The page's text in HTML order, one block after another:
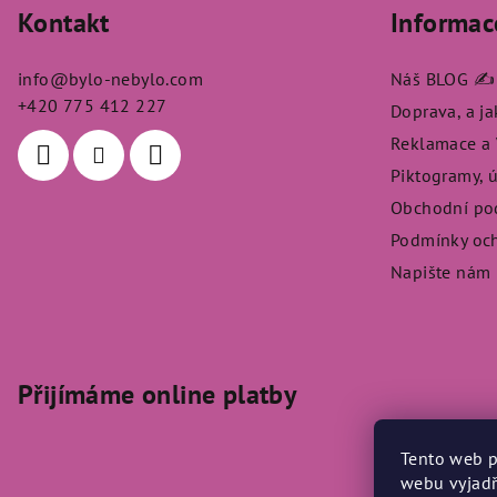
Tento web
webu
pKontakt
info@bylo-nebylo.com
+420 775 412 227
Náš BLOG ✍️
Doprava, a
Reklamace
Piktogramy,
Obchodní
Podmínky
Napište nám
Přijímáme online platby